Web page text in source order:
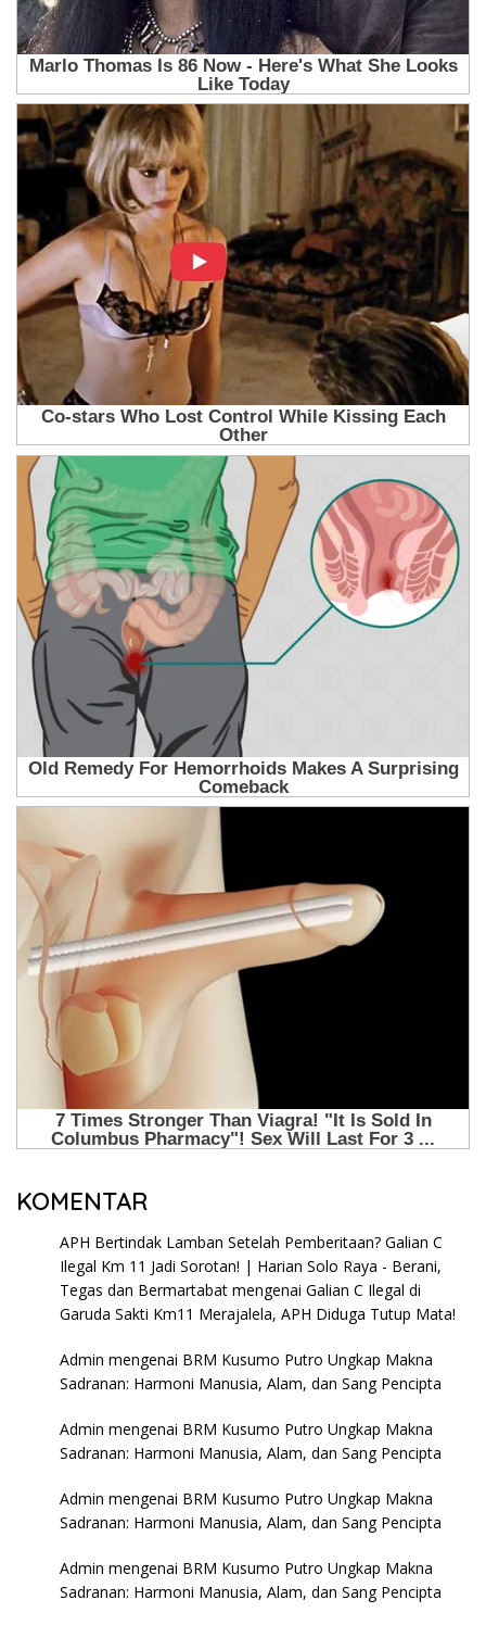
KOMENTAR
APH Bertindak Lamban Setelah Pemberitaan? Galian C
Ilegal Km 11 Jadi Sorotan! | Harian Solo Raya - Berani,
Tegas dan Bermartabat mengenai Galian C Ilegal di
Garuda Sakti Km11 Merajalela, APH Diduga Tutup Mata!
Admin mengenai BRM Kusumo Putro Ungkap Makna
Sadranan: Harmoni Manusia, Alam, dan Sang Pencipta
Admin mengenai BRM Kusumo Putro Ungkap Makna
Sadranan: Harmoni Manusia, Alam, dan Sang Pencipta
Admin mengenai BRM Kusumo Putro Ungkap Makna
Sadranan: Harmoni Manusia, Alam, dan Sang Pencipta
Admin mengenai BRM Kusumo Putro Ungkap Makna
Sadranan: Harmoni Manusia, Alam, dan Sang Pencipta